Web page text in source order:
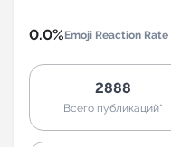
0.0%Emoji Reaction Rate
2888
Всего публикаций*